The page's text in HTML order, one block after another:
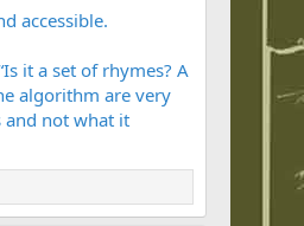
accessible.
it a set of rhymes? A
algorithm are very
and not what it